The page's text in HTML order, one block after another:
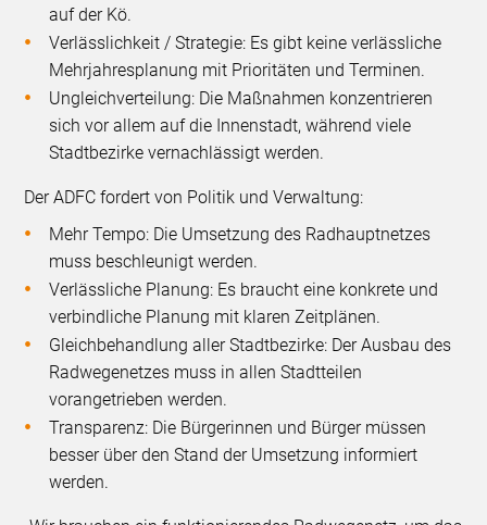
auf der Kö.
Verlässlichkeit / Strategie: Es gibt keine verlässliche
Mehrjahresplanung mit Prioritäten und Terminen.
Ungleichverteilung: Die Maßnahmen konzentrieren
sich vor allem auf die Innenstadt, während viele
Stadtbezirke vernachlässigt werden.
Der ADFC fordert von Politik und Verwaltung:
Mehr Tempo: Die Umsetzung des Radhauptnetzes
muss beschleunigt werden.
Verlässliche Planung: Es braucht eine konkrete und
verbindliche Planung mit klaren Zeitplänen.
Gleichbehandlung aller Stadtbezirke: Der Ausbau des
Radwegenetzes muss in allen Stadtteilen
vorangetrieben werden.
Transparenz: Die Bürgerinnen und Bürger müssen
besser über den Stand der Umsetzung informiert
werden.